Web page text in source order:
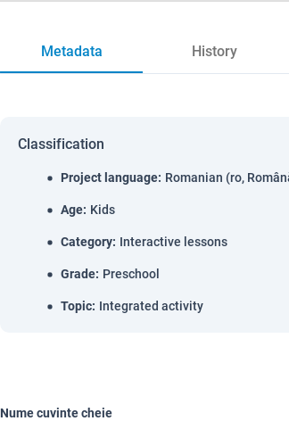
Metadata History
Classification
Project language: Romanian (ro,
Age: Kids
Category: Interactive lessons
Grade: Preschool
Topic: Integrated activity
Nume cuvinte cheie